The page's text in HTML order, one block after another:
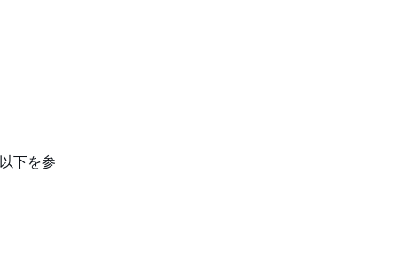
下を参